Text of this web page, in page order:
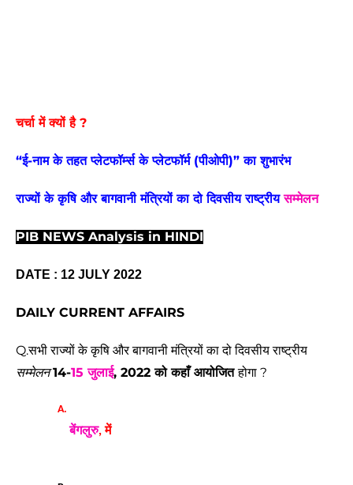
चर्चा में क्यों है ?
“ई-नाम के तहत प्लेटफॉर्म्‍स के प्लेटफॉर्म (पीओपी)” का शुभारंभ
राज्यों के कृषि और बागवानी मंत्रियों का दो दिवसीय राष्ट्रीय सम्मेलन
PIB NEWS Analysis in HINDI
DATE : 12 JULY 2022
DAILY CURRENT AFFAIRS
सम्मेलन 14-15 जुलाई, 2022 को कहाँ आयोजित होगा ?
बेंगलुरु, में